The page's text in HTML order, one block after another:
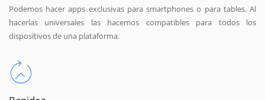
Podemos hacer apps exclusivas para smartphones o para tables. Al
hacerlas universales las hacemos compatibles para todos los
dispositivos de una plataforma.